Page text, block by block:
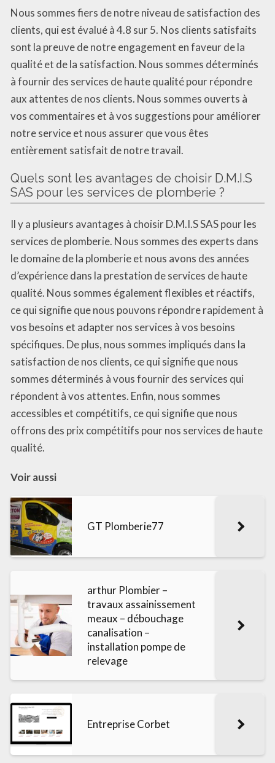
Nous sommes fiers de notre niveau de satisfaction des
clients, qui est évalué à 4.8 sur 5. Nos clients satisfaits
sont la preuve de notre engagement en faveur de la
qualité et de la satisfaction. Nous sommes déterminés
à fournir des services de haute qualité pour répondre
aux attentes de nos clients. Nous sommes ouverts à
vos commentaires et à vos suggestions pour améliorer
notre service et nous assurer que vous êtes
entièrement satisfait de notre travail.
Quels sont les avantages de choisir D.M.I.S
SAS pour les services de plomberie ?
Il y a plusieurs avantages à choisir D.M.I.S SAS pour les
services de plomberie. Nous sommes des experts dans
le domaine de la plomberie et nous avons des années
d’expérience dans la prestation de services de haute
qualité. Nous sommes également flexibles et réactifs,
ce qui signifie que nous pouvons répondre rapidement à
vos besoins et adapter nos services à vos besoins
spécifiques. De plus, nous sommes impliqués dans la
satisfaction de nos clients, ce qui signifie que nous
sommes déterminés à vous fournir des services qui
répondent à vos attentes. Enfin, nous sommes
accessibles et compétitifs, ce qui signifie que nous
offrons des prix compétitifs pour nos services de haute
qualité.
Voir aussi
GT Plomberie77
arthur Plombier –
travaux assainissement
meaux – débouchage
canalisation –
installation pompe de
relevage
Entreprise Corbet